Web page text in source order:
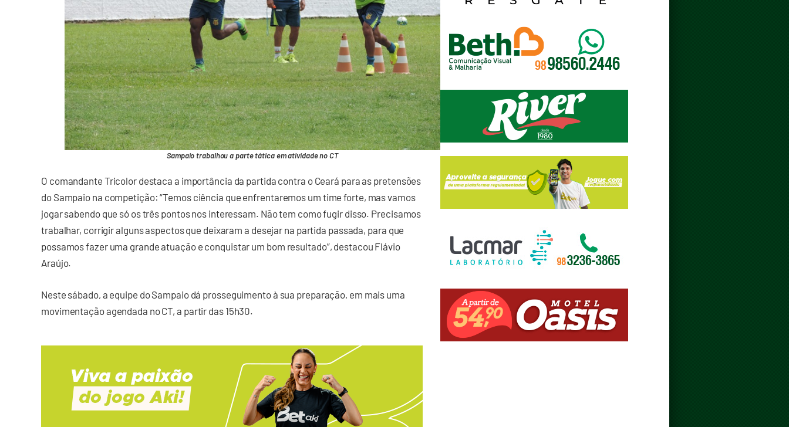
Sampaio trabalhou a parte tática em atividade no CT
O comandante Tricolor destaca a importância da partida contra o Ceará para as pretensões
do Sampaio na competição: “Temos ciência que enfrentaremos um time forte, mas vamos
jogar sabendo que só os três pontos nos interessam. Não tem como fugir disso. Precisamos
trabalhar, corrigir alguns aspectos que deixaram a desejar na partida passada, para que
possamos fazer uma grande atuação e conquistar um bom resultado”, destacou Flávio
Araújo.
Neste sábado, a equipe do Sampaio dá prosseguimento à sua preparação, em mais uma
movimentação agendada no CT, a partir das 15h30.